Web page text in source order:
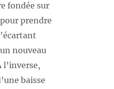
fondée sur
prendre
nouveau
l’inverse,
baisse